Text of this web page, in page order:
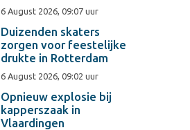
6 August 2026, 09:07 uur
Duizenden skaters
zorgen voor feestelijke
drukte in Rotterdam
6 August 2026, 09:02 uur
Opnieuw explosie bij
kapperszaak in
Vlaardingen